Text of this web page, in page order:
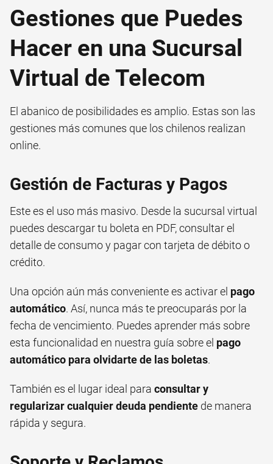
Gestiones que Puedes
Hacer en una Sucursal
Virtual de Telecom
El abanico de posibilidades es amplio. Estas son las
gestiones más comunes que los chilenos realizan
online.
Gestión de Facturas y Pagos
Este es el uso más masivo. Desde la sucursal virtual
puedes descargar tu boleta en PDF, consultar el
detalle de consumo y pagar con tarjeta de débito o
crédito.
Una opción aún más conveniente es activar el pago
automático. Así, nunca más te preocuparás por la
fecha de vencimiento. Puedes aprender más sobre
esta funcionalidad en nuestra guía sobre el pago
automático para olvidarte de las boletas.
También es el lugar ideal para consultar y
regularizar cualquier deuda pendiente de manera
rápida y segura.